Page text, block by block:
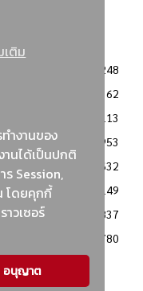
เติม
ำงานของ
านได้เป็นปกติ
Session,
โดยคุกกี้
าวเซอร์
อนุญาต
3248
2362
2113
1953
ง
1632
1149
837
780